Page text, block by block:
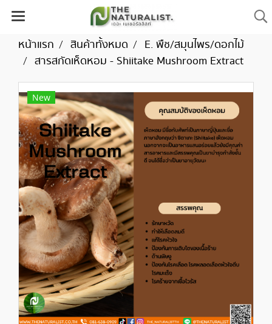
หน้าแรก สินค้าทั้งหมด
E. พืช/สมุนไพร/ดอกไม้
สารสกัดเห็ดหอม - Shiitake Mushroom Extract
New